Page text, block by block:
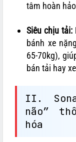
tâm hoàn
Siêu chịu tải:
bánh xe
65-70kg),
bán tải hay
II.
não”
hóa